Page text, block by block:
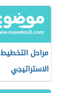
مراحل التخطيط
الاستراتيجي